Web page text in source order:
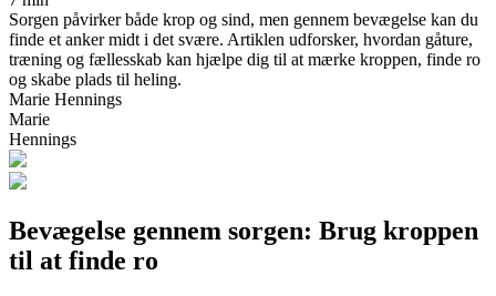
Sorgen påvirker både krop og sind, men gennem bevægelse kan du
finde et anker midt i det svære. Artiklen udforsker, hvordan gåture,
træning og fællesskab kan hjælpe dig til at mærke kroppen, finde ro
og skabe plads til heling.
Marie Hennings
Marie
Hennings
Bevægelse gennem sorgen: Brug kroppen
til at finde ro